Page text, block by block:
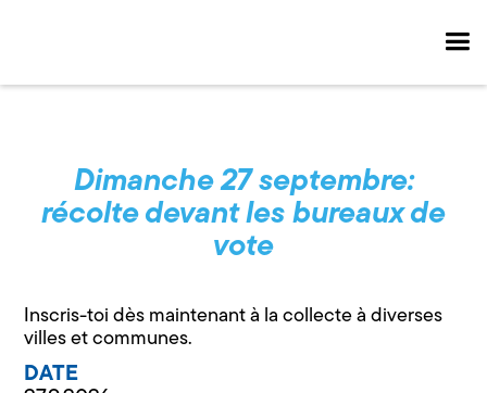
Dimanche 27 septembre:
récolte devant les bureaux de
vote
Inscris-toi dès maintenant à la collecte à diverses
villes et communes.
DATE